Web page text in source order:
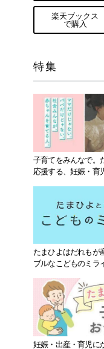
楽天ブックス
で購入
特集
子育てをみんなで。
応援する、妊娠・育
たまひよはだれもが
ブルなこどものミラ
妊娠・出産・育児に